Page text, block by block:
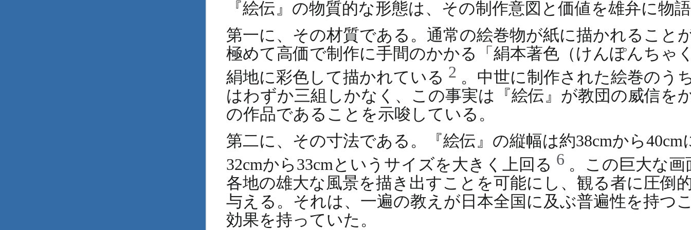
『絵伝』の物質的な形態は、その制作意図と価値を雄弁に物
第一に、その材質である。通常の絵巻物が紙に描かれること
極めて高価で制作に手間のかかる「絹本著色（けんぽんちゃ
絹地に彩色して描かれている 2 。中世に制作された絵巻のう
はわずか三組しかなく、この事実は『絵伝』が教団の威信を
の作品であることを示唆している。
第二に、その寸法である。『絵伝』の縦幅は約38cmから
32cmから33cmというサイズを大きく上回る 6 。この巨大な
各地の雄大な風景を描き出すことを可能にし、観る者に圧倒
与える。それは、一遍の教えが日本全国に及ぶ普遍性を持つ
効果を持っていた。